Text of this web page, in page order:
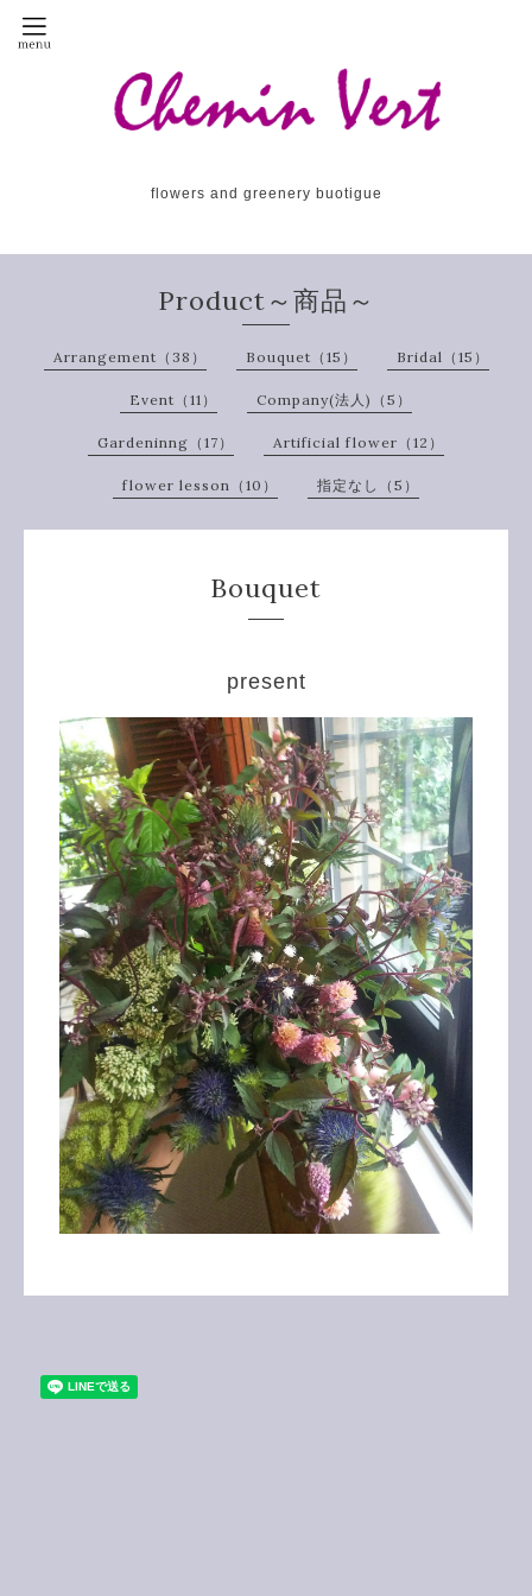
flowers and greenery buotigue
Product～商品～
Arrangement（38） Bouquet（15） Bridal（15）
Event（11） Company(法人)（5）
Gardeninng（17） Artificial flower（12）
flower lesson（10） 指定なし（5）
Bouquet
present